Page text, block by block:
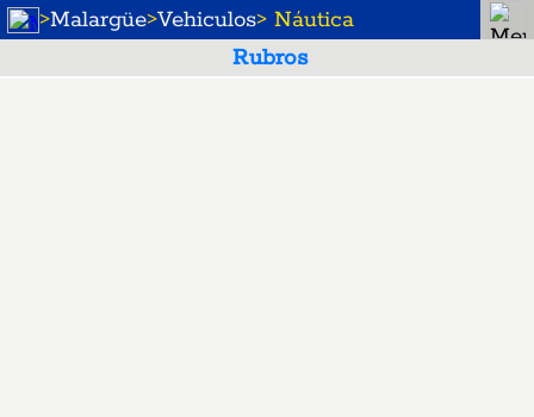
>Malargüe>Vehiculos> Náutica
Rubros